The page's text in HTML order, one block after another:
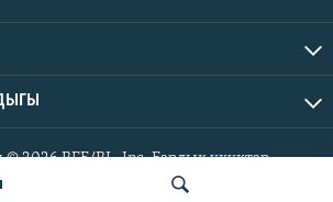
2026 RFE/RL, Inc. Бардык укуктар